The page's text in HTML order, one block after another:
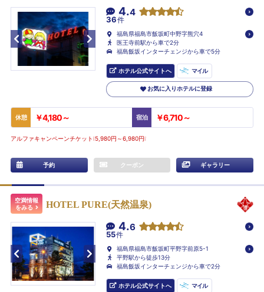
4.4
36件
福島県福島市飯坂町中野字熊穴4
医王寺前駅から車で2分
福島飯坂インターチェンジから車で5分
ホテル公式サイトへ マイル
お気に入りホテルに登録
休憩 ￥4,180～ 宿泊 ￥6,710～
アルファキャンペーンチケット❕5,980円～6,980円❕
予約 クーポン ギャラリー
空満情報
をみる
HOTEL PURE(天然温泉)
4.6
55件
福島県福島市飯坂町平野字前原5-1
平野駅から徒歩13分
福島飯坂インターチェンジから車で2分
ホテル公式サイトへ マイル